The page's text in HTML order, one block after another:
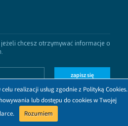
chcesz otrzymywać informacje o
zapisz się
realizacji usług zgodnie z Polityką Cookies.
lub dostępu do cookies w Twojej
Rozumiem